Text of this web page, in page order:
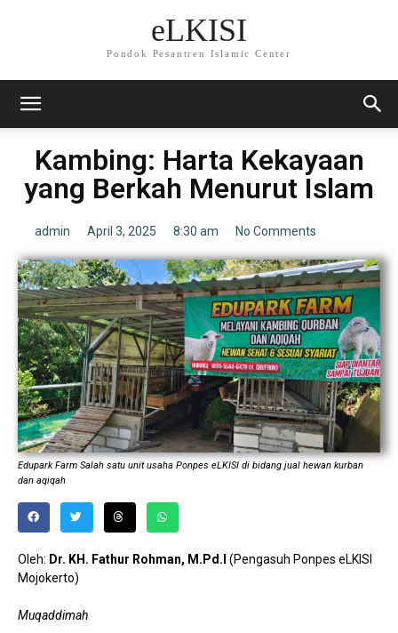
eLKISI
Pondok Pesantren Islamic Center
Kambing: Harta Kekayaan
yang Berkah Menurut Islam
admin April 3, 2025 8:30 am No Comments
Edupark Farm Salah satu unit usaha Ponpes eLKISI di bidang jual hewan kurban
dan aqiqah
Oleh: Dr. KH. Fathur Rohman, M.Pd.I (Pengasuh Ponpes eLKISI
Mojokerto)
Muqaddimah